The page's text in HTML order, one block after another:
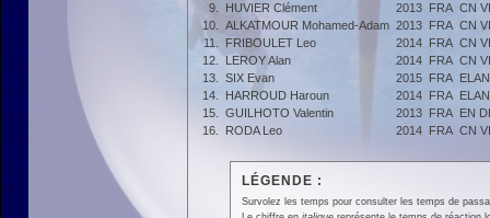
9.
HUVIER Clément 2013 FRA CN
10.
ALKATMOUR Mohamed-Adam 2013 FRA CN
11.
FRIBOULET Leo 2014 FRA CN
12.
LEROY Alan 2014 FRA CN
13.
SIX Evan 2015 FRA
14.
HARROUD Haroun 2014 FRA
15.
GUILHOTO Valentin 2013 FRA EN
16.
RODA Leo 2014 FRA CN
LÉGENDE :
Survolez les temps pour consulter les temps de